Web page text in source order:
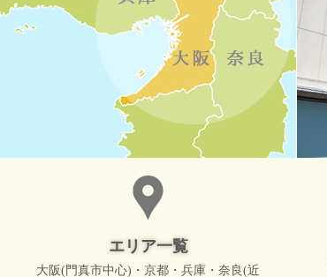
エリア一覧
大阪(門真市中心)・京都・兵庫・奈良(近